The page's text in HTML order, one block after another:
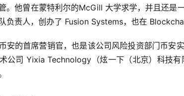
。他曾在蒙特利尔的McGill 大学求学，并且还是
负责人，创办了 Fusion Systems，也在
安的首席营销官，也是该公司风险投资部门币安
公司 Yixia Technology（炫一下（北京）科技